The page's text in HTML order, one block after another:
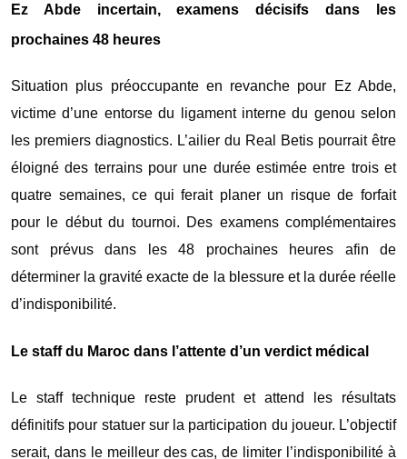
Ez Abde incertain, examens décisifs dans les
prochaines 48 heures
Situation plus préoccupante en revanche pour Ez Abde,
victime d’une entorse du ligament interne du genou selon
les premiers diagnostics. L’ailier du Real Betis pourrait être
éloigné des terrains pour une durée estimée entre trois et
quatre semaines, ce qui ferait planer un risque de forfait
pour le début du tournoi. Des examens complémentaires
sont prévus dans les 48 prochaines heures afin de
déterminer la gravité exacte de la blessure et la durée réelle
d’indisponibilité.
Le staff du Maroc dans l’attente d’un verdict médical
Le staff technique reste prudent et attend les résultats
définitifs pour statuer sur la participation du joueur. L’objectif
serait, dans le meilleur des cas, de limiter l’indisponibilité à